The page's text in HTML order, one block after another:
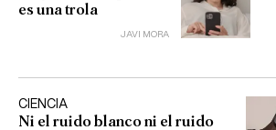
es una trola
JAVI MORA
CIENCIA
Ni el ruido blanco ni el ruido